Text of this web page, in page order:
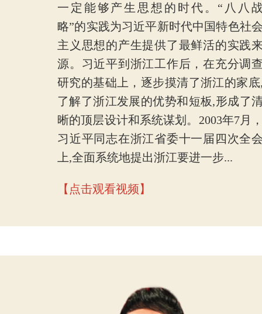
一定能够产生思想的时代。“八八
略”的实践为习近平新时代中国特色社
主义思想的产生提供了最鲜活的实践
源。习近平到浙江工作后，在充分调
研究的基础上，逐步摸清了浙江的家底
了解了浙江发展的优势和短板,形成了
晰的顶层设计和系统谋划。2003年7月
习近平同志在浙江省委十一届四次全
上,全面系统地提出浙江要进一步...
【点击观看视频】